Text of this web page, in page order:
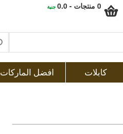
0 منتجات - 0.0 جنية
كابلات افضل الماركات